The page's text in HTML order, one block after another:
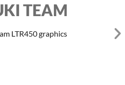
TEAM